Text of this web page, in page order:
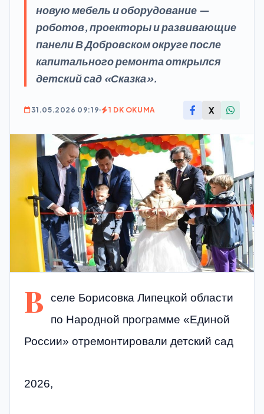
новую мебель и оборудование —
роботов, проекторы и развивающие
панели В Добровском округе после
капитального ремонта открылся
детский сад «Сказка».
31.05.2026 09:19 1 DK OKUMA X
В
селе Борисовка Липецкой области
по Народной программе «Единой
России» отремонтировали детский сад
2026,